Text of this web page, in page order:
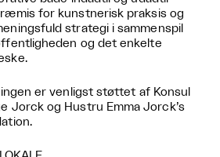
for kunstnerisk praksis og
strategi i sammenspil
og det enkelte
er venligst støttet af Konsul
Jorck og Hustru Emma Jorck’s